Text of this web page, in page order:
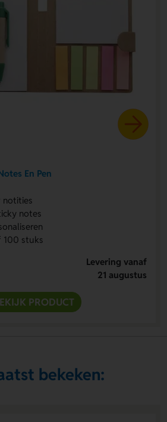
En Pen
notities
notes
100 stuks
Levering vanaf
21 augustus
PRODUCT
bekeken: